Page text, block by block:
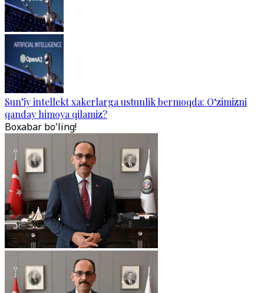
Sun’iy intellekt xakerlarga ustunlik bermoqda: O‘zimizni
qanday himoya qilamiz?
Boxabar bo'ling!